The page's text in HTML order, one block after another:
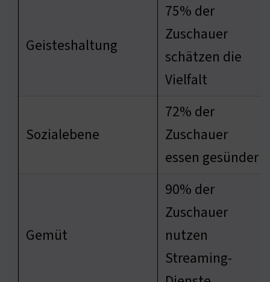
Geisteshaltung
75% der
Zuschauer
schätzen die
Vielfalt
Sozialebene
72% der
Zuschauer
essen gesünder
Gemüt
90% der
Zuschauer
nutzen
Streaming-